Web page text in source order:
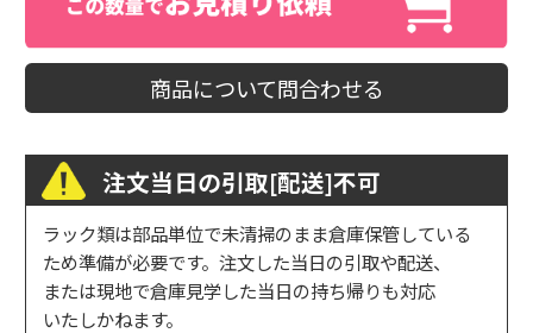
商品について問合わせる
注文当日の引取[配送]不可
ラック類は部品単位で未清掃のまま倉庫保管している
ため準備が必要です。注文した当日の引取や配送、
または現地で倉庫見学した当日の持ち帰りも対応
いたしかねます。